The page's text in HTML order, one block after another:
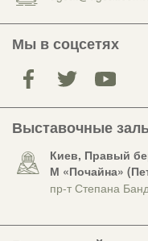
Мы в соцсетях
Выставочные
Киев, Правый
М «Почайна»
пр-т Степана